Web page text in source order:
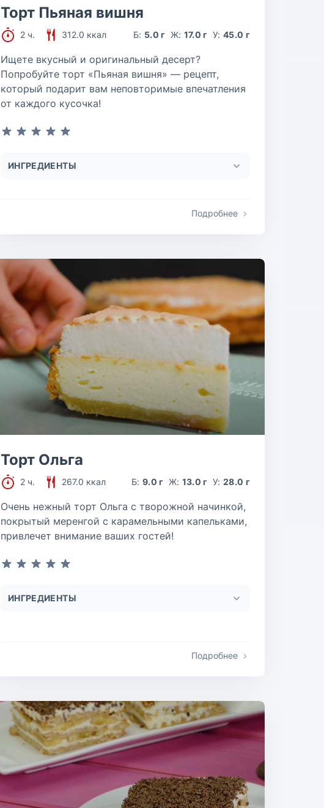
Торт Пьяная вишня
2 ч. 312.0 ккал Б: 5.0 г Ж: 17.0 г У: 45.0 г
Ищете вкусный и оригинальный десерт?
Попробуйте торт «Пьяная вишня» — рецепт,
который подарит вам неповторимые впечатления
от каждого кусочка!
ИНГРЕДИЕНТЫ
Подробнее
Торт Ольга
2 ч. 267.0 ккал Б: 9.0 г Ж: 13.0 г У: 28.0 г
Очень нежный торт Ольга с творожной начинкой,
покрытый меренгой с карамельными капельками,
привлечет внимание ваших гостей!
ИНГРЕДИЕНТЫ
Подробнее